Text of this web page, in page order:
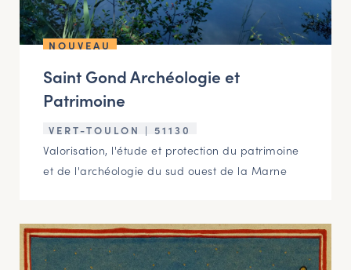
NOUVEAU
Saint Gond Archéologie et
Patrimoine
VERT-TOULON | 51130
Valorisation, l'étude et protection du patrimoine
et de l'archéologie du sud ouest de la Marne